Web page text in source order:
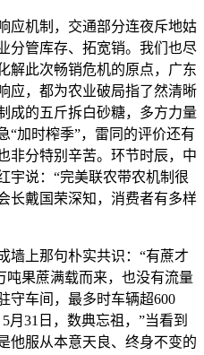
机制，交通部分连夜斥地姑
分管库存、拓宽销。我们也尽
解此次畅销危机的原点，广东
应，都为农业破局指了然清晰
成的五斤拆白砂糖，多方力量
加时榨季”，雷同的评价还有
非分特别辛苦。环节时辰，中
宇说：“完美联农带农机制很
长戴国荣深知，消费者有多样
上那句朴实共识：“有蔗才
吨果蔗满载而来，也没有流量
守车间，最多时车辆超600
月31日，数典忘祖，”当看到
他服从本意天良、终身不变的